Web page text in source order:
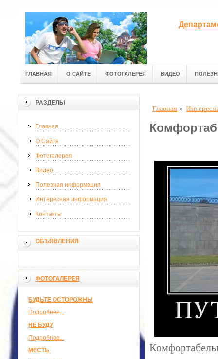
ГЛАВНАЯ О САЙТЕ ФОТОГАЛЕРЕЯ ВИДЕО
РАЗДЕЛЫ
Главная
О Сайте
Фотогалерея
Видео
Полезная информация
Интересная информация
Контакты
ОБЪЯВЛЕНИЯ
ФОТОГАЛЕРЕЯ
БУДЬТЕ ОСТОРОЖНЫ
Подробнее...
НЕ БУДУ
Подробнее...
МЕСТЬ
Главная »